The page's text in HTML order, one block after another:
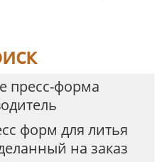
пресс-форма
форм для литья
на заказ